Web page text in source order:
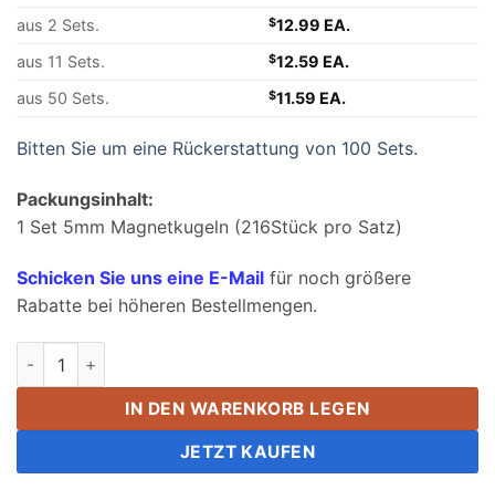
aus 2 Sets.
$12.99 EA.
aus 11 Sets.
$12.59 EA.
aus 50 Sets.
$11.59 EA.
Bitten Sie um eine Rückerstattung von 100 Sets.
Packungsinhalt:
1 Set 5mm Magnetkugeln (216Stück pro Satz)
Schicken Sie uns eine E-Mail für noch größere
Rabatte bei höheren Bestellmengen.
5mm Mehrfarbige Buckyballs Magnetkugeln Spielzeug
IN DEN WARENKORB LEGEN
JETZT KAUFEN